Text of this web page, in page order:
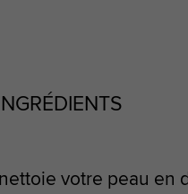
INGRÉDIENTS
votre peau en